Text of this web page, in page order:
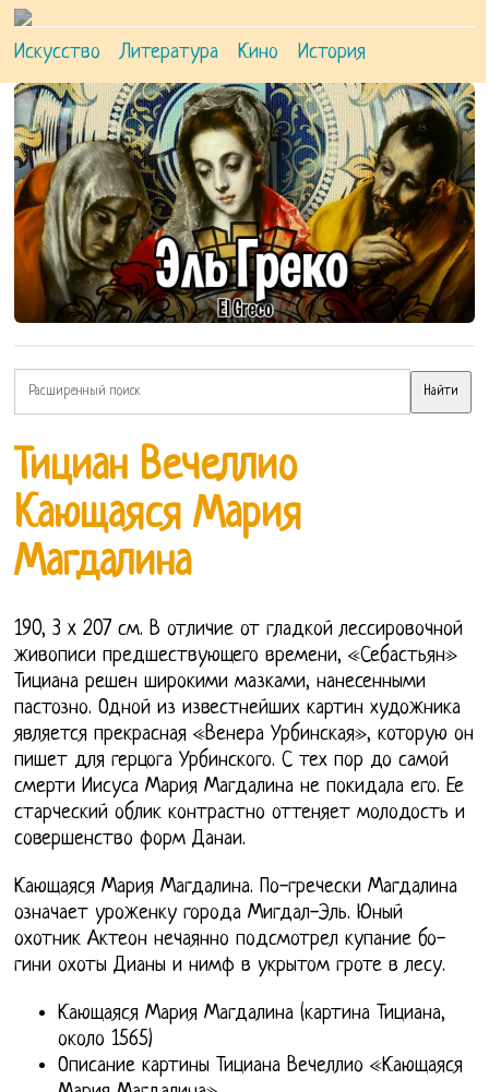
Искусство Литература Кино История
Тициан Вечеллио
Кающаяся Мария
Магдалина
190, 3 x 207 см. В отличие от гладкой лессировочной
живописи предшествующего времени, «Себастьян»
Тициана решен широкими мазками, нанесенными
пастозно. Одной из известнейших картин художника
является прекрасная «Венера Урбинская», которую он
пишет для герцога Урбинского. С тех пор до самой
смерти Иисуса Мария Магдалина не покидала его. Ее
старческий облик контрастно оттеняет молодость и
совершенство форм Данаи.
Кающаяся Мария Магдалина. По-гречески Магдалина
означает уроженку города Мигдал-Эль. Юный
охотник Актеон нечаянно подсмотрел купание бо-
гини охоты Дианы и нимф в укрытом гроте в лесу.
Кающаяся Мария Магдалина (картина Тициана,
около 1565)
Описание картины Тициана Вечеллио «Кающаяся